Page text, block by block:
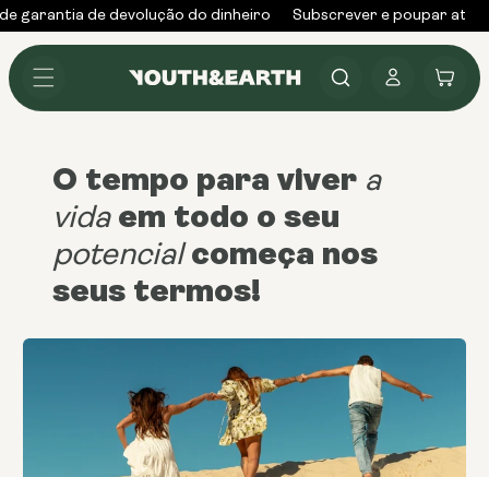
para o
conteúdo
garantia de devolução do dinheiro Subscrever e poupar até
Iniciar
sessão
Carrinho
O tempo para viver a
vida em todo o seu
potencial começa nos
seus termos!